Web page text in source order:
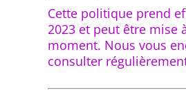
Cette politique prend
2023 et peut être mise
moment. Nous vous
consulter